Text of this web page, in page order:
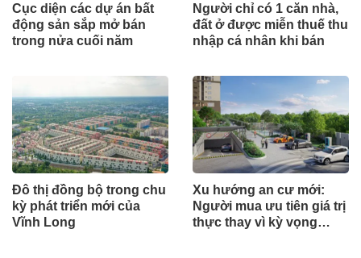
Cục diện các dự án bất
động sản sắp mở bán
trong nửa cuối năm
Người chỉ có 1 căn nhà,
đất ở được miễn thuế thu
nhập cá nhân khi bán
Đô thị đồng bộ trong chu
kỳ phát triển mới của
Vĩnh Long
Xu hướng an cư mới:
Người mua ưu tiên giá trị
thực thay vì kỳ vọng